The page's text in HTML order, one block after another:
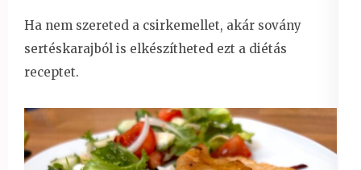
Ha nem szereted a csirkemellet, akár sovány
sertéskarajból is elkészítheted ezt a diétás
receptet.